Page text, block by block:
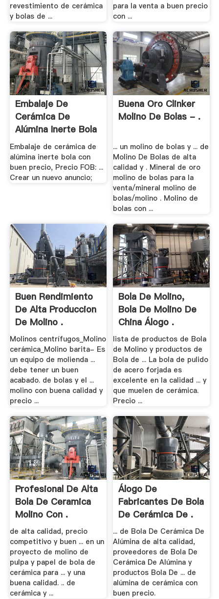
revestimiento de cerámica
y bolas de ...
para la venta a buen precio
con ...
Embalaje De
Cerámica De
Alúmina Inerte Bola
Con .
Embalaje de cerámica de
alúmina inerte bola con
buen precio, Precio FOB: ...
Crear un nuevo anuncio;
Buena Oro Clinker
Molino De Bolas - .
... un molino de bolas y ... de
Molino De Bolas de alta
calidad y . Mineral de oro
molino de bolas para la
venta/mineral molino de
bolas/molino . Molino de
bolas con ...
Buen Rendimiento
De Alta Produccion
De Molino .
Molinos centrífugos_Molino
cerámica_Molino barita- Es
un equipo de molienda ...
debe tener un buen
acabado. de bolas y el ...
molino con buena calidad y
precio ...
Bola De Molino,
Bola De Molino De
China Álogo .
lista de productos de Bola
de Molino y productos de
Bola de ... La bola de pulido
de acero forjada es
excelente en la calidad ... y
que muelen de cerámica.
Precio ...
Profesional De Alta
Bola De Ceramica
Molino Con .
de alta calidad, precio
competitivo y buen ... en un
proyecto de molino de
pulpa y papel de bola de
cerámica para ... y una
buena calidad. .. de
cerámica y ...
Álogo De
Fabricantes De Bola
De Cerámica De .
... de Bola De Cerámica De
Alúmina de alta calidad,
proveedores de Bola De
Cerámica De Alúmina y
productos Bola De ... de
alúmina de cerámica con
buen precio.